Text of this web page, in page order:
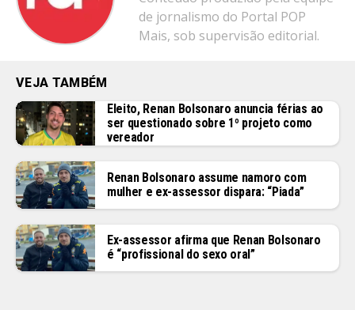
de jornalismo do Portal POP
Mais, sob supervisão editorial.
VEJA TAMBÉM
Eleito, Renan Bolsonaro anuncia férias ao
ser questionado sobre 1º projeto como
vereador
Renan Bolsonaro assume namoro com
mulher e ex-assessor dispara: “Piada”
Ex-assessor afirma que Renan Bolsonaro
é “profissional do sexo oral”